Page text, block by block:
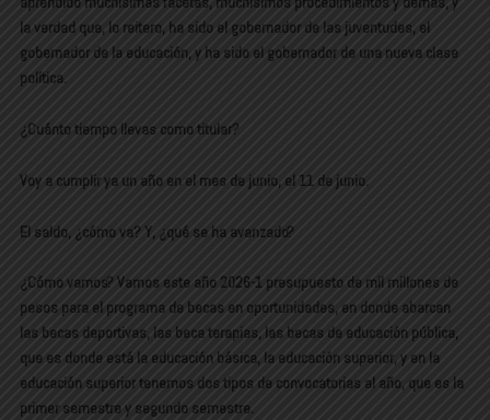
la verdad que, lo reitero, ha sido el gobernador de las juventudes, el
gobernador de la educación, y ha sido el gobernador de una nueva clase
política.
¿Cuánto tiempo llevas como titular?
Voy a cumplir ya un año en el mes de junio, el 11 de junio.
El saldo, ¿cómo va? Y, ¿qué se ha avanzado?
¿Cómo vamos? Vamos este año 2026-1 presupuesto de mil millones de
pesos para el programa de becas en oportunidades, en donde abarcan
las becas deportivas, las beca terapias, las becas de educación pública,
que es donde está la educación básica, la educación superior, y en la
educación superior tenemos dos tipos de convocatorias al año, que es la
primer semestre y segundo semestre.